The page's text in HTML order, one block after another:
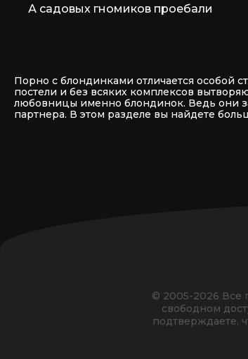
А садовых гномиков проебали
Порно с блондинками отличается особой
постели и без всяких комплексов
любовницы именно блондинок. Ведь они
партнера. В этом разделе вы найдете
© 2005-2026 Все
свободном
подтверждаете,